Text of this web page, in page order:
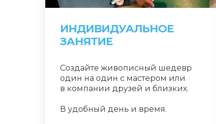
ИНДИВИДУАЛЬНОЕ
ЗАНЯТИЕ
Создайте живописный шедевр
один на один с мастером или
в компании друзей и близких.
В удобный день и время.